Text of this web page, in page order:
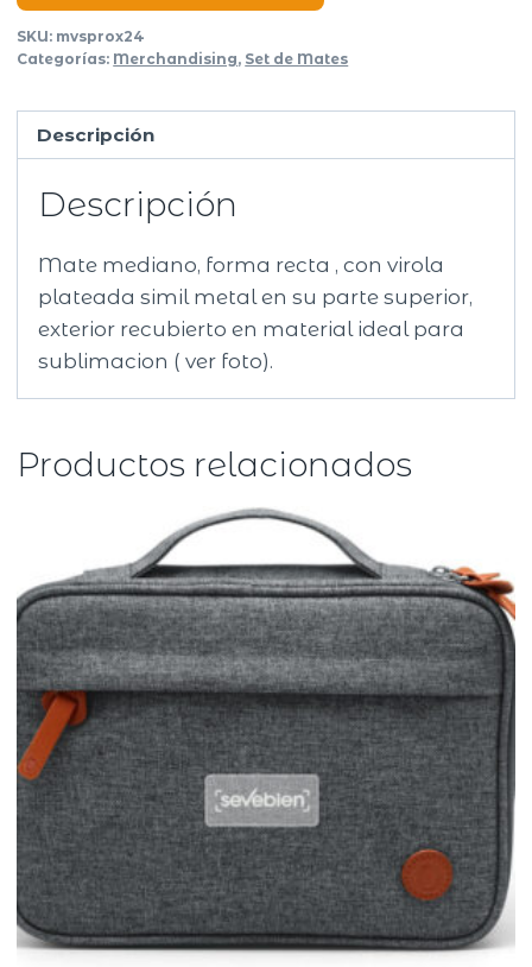
SKU: mvsprox24
Categorías: Merchandising, Set de Mates
Descripción
Descripción
Mate mediano, forma recta , con virola
plateada simil metal en su parte superior,
exterior recubierto en material ideal para
sublimacion ( ver foto).
Productos relacionados